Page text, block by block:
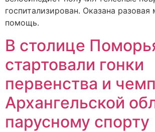
госпитализирован. Оказана разовая
помощь.
В столице
стартовали гонки
первенства и
Архангельской
парусному спорту